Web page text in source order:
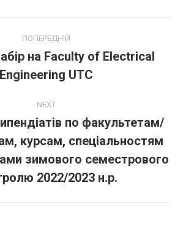
ПОПЕРЕДНІЙ
Попередній
пост:
на Faculty of Electrical
Engineering UTC
NEXT
Next
post:
по факультетам/
курсам, спеціальностям
зимового семестрового
2022/2023 н.р.